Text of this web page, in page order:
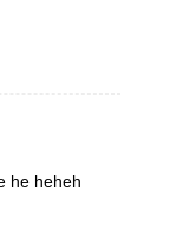
he heheh